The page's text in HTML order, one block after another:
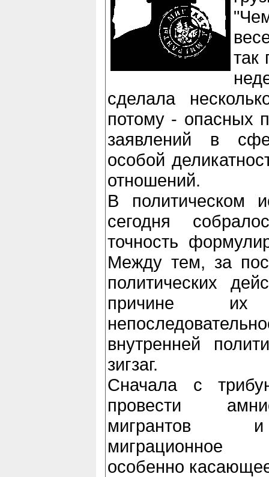
так
сделала
потому - опасных
заявлений в
особой
отношений.
В политическом
сегодня
точность
Между тем, за
политических
причине
внутренней
зигзаг.
Сначала с
провести
мигрантов и
миграционное
особенно